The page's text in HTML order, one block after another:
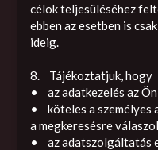
célok teljesüléséhez
ebben az esetben is
ideig.
8. Tájékoztatjuk, hogy
• az adatkezelés az
• köteles a személyes
a megkeresésre
• az adatszolgáltatás